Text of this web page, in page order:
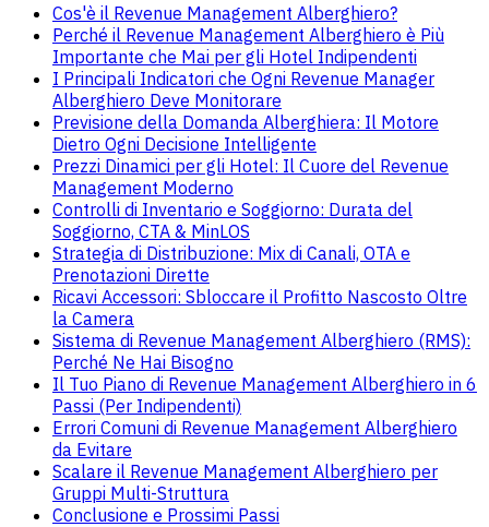
Cos'è il Revenue Management Alberghiero?
Perché il Revenue Management Alberghiero è Più
Importante che Mai per gli Hotel Indipendenti
I Principali Indicatori che Ogni Revenue Manager
Alberghiero Deve Monitorare
Previsione della Domanda Alberghiera: Il Motore
Dietro Ogni Decisione Intelligente
Prezzi Dinamici per gli Hotel: Il Cuore del Revenue
Management Moderno
Controlli di Inventario e Soggiorno: Durata del
Soggiorno, CTA & MinLOS
Strategia di Distribuzione: Mix di Canali, OTA e
Prenotazioni Dirette
Ricavi Accessori: Sbloccare il Profitto Nascosto Oltre
la Camera
Sistema di Revenue Management Alberghiero (RMS):
Perché Ne Hai Bisogno
Il Tuo Piano di Revenue Management Alberghiero in 6
Passi (Per Indipendenti)
Errori Comuni di Revenue Management Alberghiero
da Evitare
Scalare il Revenue Management Alberghiero per
Gruppi Multi-Struttura
Conclusione e Prossimi Passi